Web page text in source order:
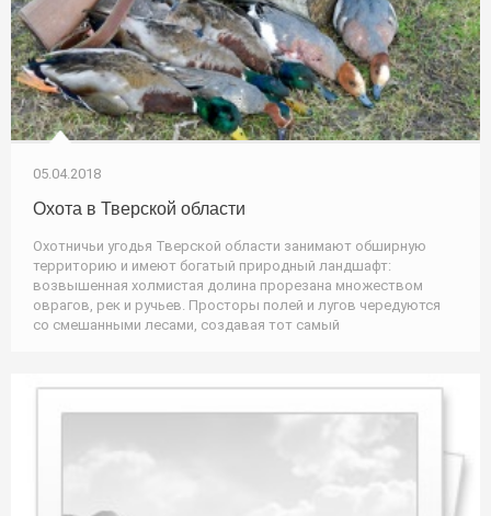
05.04.2018
Охота в Тверской области
Охотничьи угодья Тверской области занимают обширную
территорию и имеют богатый природный ландшафт:
возвышенная холмистая долина прорезана множеством
оврагов, рек и ручьев. Просторы полей и лугов чередуются
со смешанными лесами, создавая тот самый